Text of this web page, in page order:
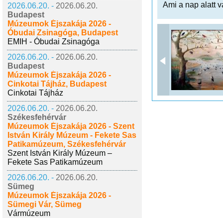
2026.06.20. - 2026.06.20.
Budapest
Múzeumok Éjszakája 2026 -
Óbudai Zsinagóga, Budapest
EMIH - Óbudai Zsinagóga
2026.06.20. - 2026.06.20.
Budapest
Múzeumok Éjszakája 2026 -
Cinkotai Tájház, Budapest
Cinkotai Tájház
2026.06.20. - 2026.06.20.
Székesfehérvár
Múzeumok Éjszakája 2026 - Szent
István Király Múzeum - Fekete Sas
Patikamúzeum, Székesfehérvár
Szent István Király Múzeum –
Fekete Sas Patikamúzeum
2026.06.20. - 2026.06.20.
Sümeg
Múzeumok Éjszakája 2026 -
Sümegi Vár, Sümeg
Vármúzeum
Ami a nap alatt